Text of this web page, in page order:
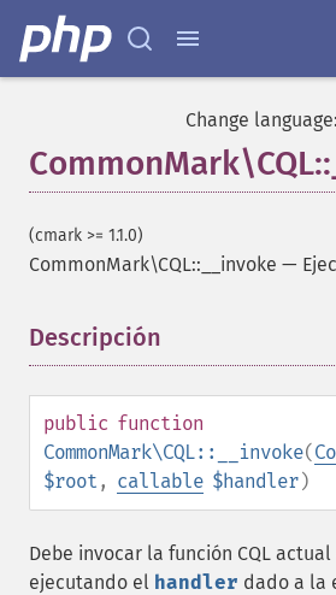
Change language:
(cmark >= 1.1.0)
CommonMark\CQL::__invoke —
Descripción
public function
CommonMark\CQL::__invoke(
$root , callable $handler)
Debe invocar la función CQL
ejecutando el handler dado a la